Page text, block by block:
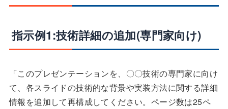
指示例1:技術詳細の追加(専門家向け)
「このプレゼンテーションを、〇〇技術の専門家に向け
て、各スライドの技術的な背景や実装方法に関する詳細
情報を追加して再構成してください。ページ数は25ペ